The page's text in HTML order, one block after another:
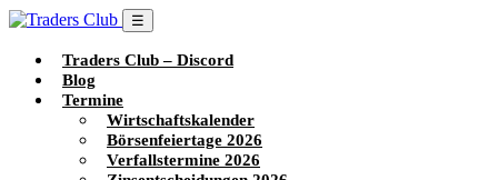
☰
Traders Club – Discord
Blog
Termine
Wirtschaftskalender
Börsenfeiertage 2026
Verfallstermine 2026